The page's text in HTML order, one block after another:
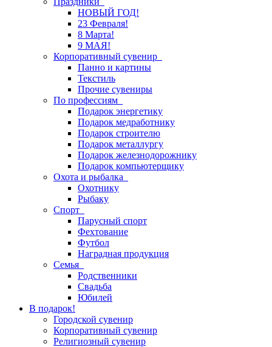
НОВЫЙ ГОД!
23 Февраля!
8 Марта!
9 МАЯ!
Корпоративный сувенир
Панно и картины
Текстиль
Прочие сувениры
По профессиям
Подарок энергетику
Подарок медработнику
Подарок строителю
Подарок металлургу
Подарок железнодорожнику
Подарок компьютерщику
Охота и рыбалка
Охотнику
Рыбаку
Спорт
Парусный спорт
Фехтование
Футбол
Наградная продукция
Семья
Родственники
Свадьба
Юбилей
В подарок!
Городской сувенир
Корпоративный сувенир
Религиозный сувенир